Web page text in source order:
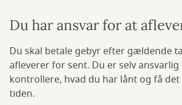
Du har ansvar for at
Du skal betale gebyr efter gældende
afleverer for sent. Du er selv
kontrollere, hvad du har lånt og få
tiden.